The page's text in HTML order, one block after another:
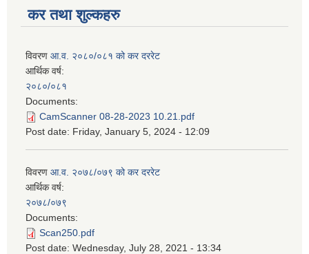
कर तथा शुल्कहरु
विवरण आ.व. २०८०/०८१ को कर दररेट
आर्थिक वर्ष:
२०८०/०८१
Documents:
CamScanner 08-28-2023 10.21.pdf
Post date: Friday, January 5, 2024 - 12:09
विवरण आ.व. २०७८/०७९ को कर दररेट
आर्थिक वर्ष:
२०७८/०७९
Documents:
Scan250.pdf
Post date: Wednesday, July 28, 2021 - 13:34